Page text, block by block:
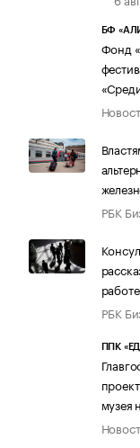
БФ
Фонд
РБК
РБК
ППК
музея